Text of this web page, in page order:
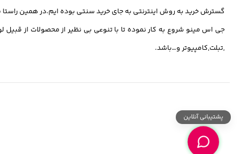
گسترش خرید به روش اینترنتی به جای خرید سنتی بوده ایم.در همین راستا
جی اس مینو شروع به کار نموده تا با تنوعی بی نظیر از محصولات از قبیل
,تبلت,کامپیوتر و…باشد.
پشتیبانی آنلاین